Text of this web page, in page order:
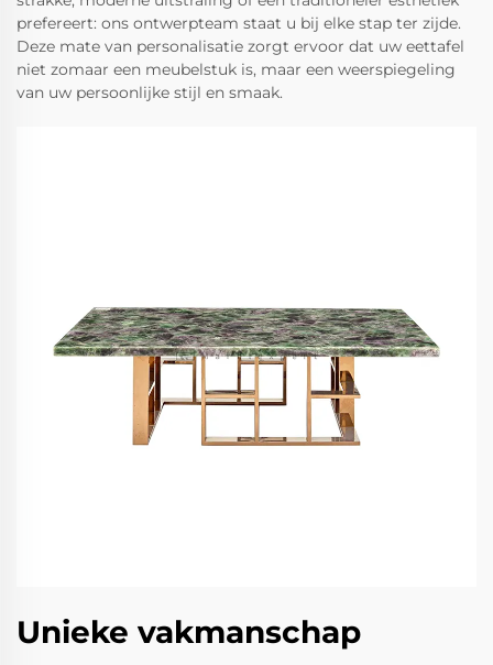
prefereert: ons ontwerpteam staat u bij elke stap ter zijde.
Deze mate van personalisatie zorgt ervoor dat uw eettafel
niet zomaar een meubelstuk is, maar een weerspiegeling
van uw persoonlijke stijl en smaak.
Unieke vakmanschap